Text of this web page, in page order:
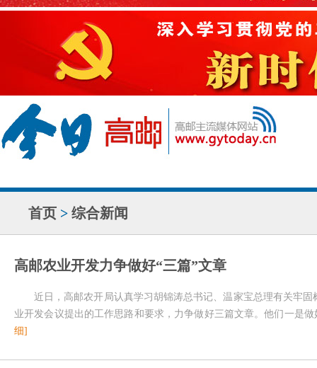
首页 > 综合新闻
高邮农业开发力争做好“三篇”文章
近日，高邮农开局认真学习胡锦涛总书记、温家宝总理有关牢
业开发会议提出的工作思路和要求，力争做好三篇文章。他们一是
细]